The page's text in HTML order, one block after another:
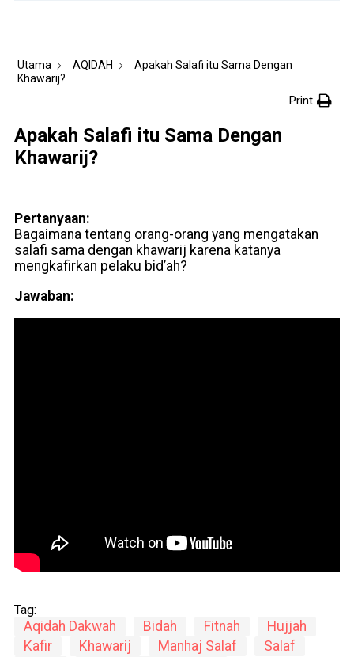
Utama AQIDAH
Apakah Salafi itu Sama Dengan
Khawarij?
Print
Apakah Salafi itu Sama Dengan
Khawarij?
Pertanyaan:
Bagaimana tentang orang-orang yang mengatakan
salafi sama dengan khawarij karena katanya
mengkafirkan pelaku bid’ah?
Jawaban:
Tag:
Aqidah Dakwah Bidah Fitnah
Hujjah
Kafir
Khawarij Manhaj Salaf
Salaf